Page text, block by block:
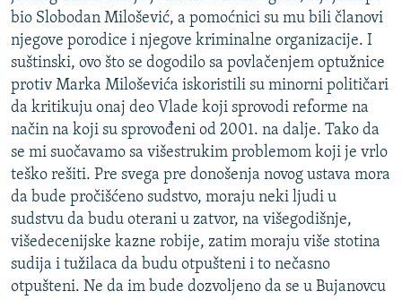
bio Slobodan Milošević, a pomoćnici su mu bili članovi
njegove porodice i njegove kriminalne organizacije. I
suštinski, ovo što se dogodilo sa povlačenjem optužnice
protiv Marka Miloševića iskoristili su minorni političari
da kritikuju onaj deo Vlade koji sprovodi reforme na
način na koji su sprovođeni od 2001. na dalje. Tako da
se mi suočavamo sa višestrukim problemom koji je vrlo
teško rešiti. Pre svega pre donošenja novog ustava mora
da bude pročišćeno sudstvo, moraju neki ljudi u
sudstvu da budu oterani u zatvor, na višegodišnje,
višedecenijske kazne robije, zatim moraju više stotina
sudija i tužilaca da budu otpušteni i to nečasno
otpušteni. Ne da im bude dozvoljeno da se u Bujanovcu